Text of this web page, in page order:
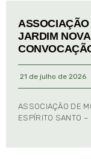
JARDIM
21 de julho de 2026
ASSOCIAÇÃO DE
ESPÍRITO SANTO –